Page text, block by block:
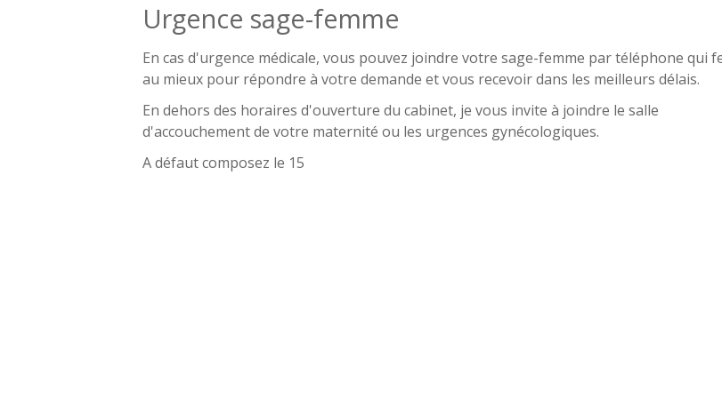
Urgence sage-femme
En cas d'urgence médicale, vous pouvez joindre votre sage-femme par téléphone qui
au mieux pour répondre à votre demande et vous recevoir dans les meilleurs délais.
En dehors des horaires d'ouverture du cabinet, je vous invite à joindre le salle
d'accouchement de votre maternité ou les urgences gynécologiques.
A défaut composez le 15